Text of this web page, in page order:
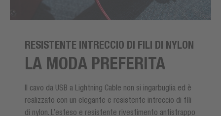
RESISTENTE INTRECCIO DI FILI DI NYLON
LA MODA PREFERITA
Il cavo da USB a Lightning Cable non si ingarbuglia ed è
realizzato con un elegante e resistente intreccio di fili
di nylon. L’esteso e resistente rivestimento antistrappo